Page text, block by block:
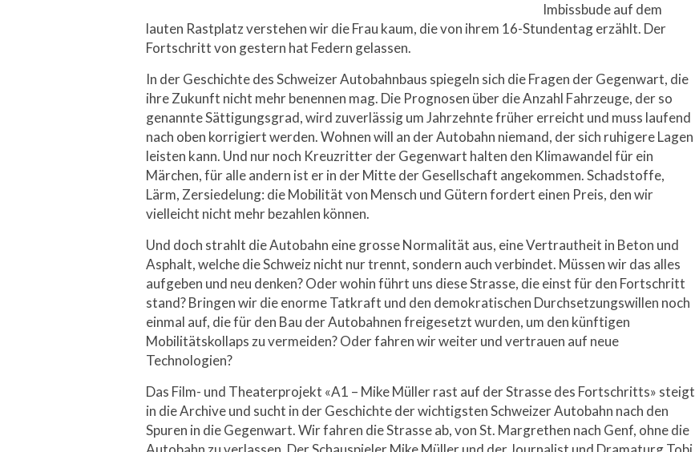
Imbissbude auf dem
lauten Rastplatz verstehen wir die Frau kaum, die von ihrem 16-Stundentag erzählt. Der
Fortschritt von gestern hat Federn gelassen.
In der Geschichte des Schweizer Autobahnbaus spiegeln sich die Fragen der Gegenwart, die
ihre Zukunft nicht mehr benennen mag. Die Prognosen über die Anzahl Fahrzeuge, der so
genannte Sättigungsgrad, wird zuverlässig um Jahrzehnte früher erreicht und muss laufend
nach oben korrigiert werden. Wohnen will an der Autobahn niemand, der sich ruhigere Lagen
leisten kann. Und nur noch Kreuzritter der Gegenwart halten den Klimawandel für ein
Märchen, für alle andern ist er in der Mitte der Gesellschaft angekommen. Schadstoffe,
Lärm, Zersiedelung: die Mobilität von Mensch und Gütern fordert einen Preis, den wir
vielleicht nicht mehr bezahlen können.
Und doch strahlt die Autobahn eine grosse Normalität aus, eine Vertrautheit in Beton und
Asphalt, welche die Schweiz nicht nur trennt, sondern auch verbindet. Müssen wir das alles
aufgeben und neu denken? Oder wohin führt uns diese Strasse, die einst für den Fortschritt
stand? Bringen wir die enorme Tatkraft und den demokratischen Durchsetzungswillen noch
einmal auf, die für den Bau der Autobahnen freigesetzt wurden, um den künftigen
Mobilitätskollaps zu vermeiden? Oder fahren wir weiter und vertrauen auf neue
Technologien?
Das Film- und Theaterprojekt «A1 – Mike Müller rast auf der Strasse des Fortschritts» steigt
in die Archive und sucht in der Geschichte der wichtigsten Schweizer Autobahn nach den
Spuren in die Gegenwart. Wir fahren die Strasse ab, von St. Margrethen nach Genf, ohne die